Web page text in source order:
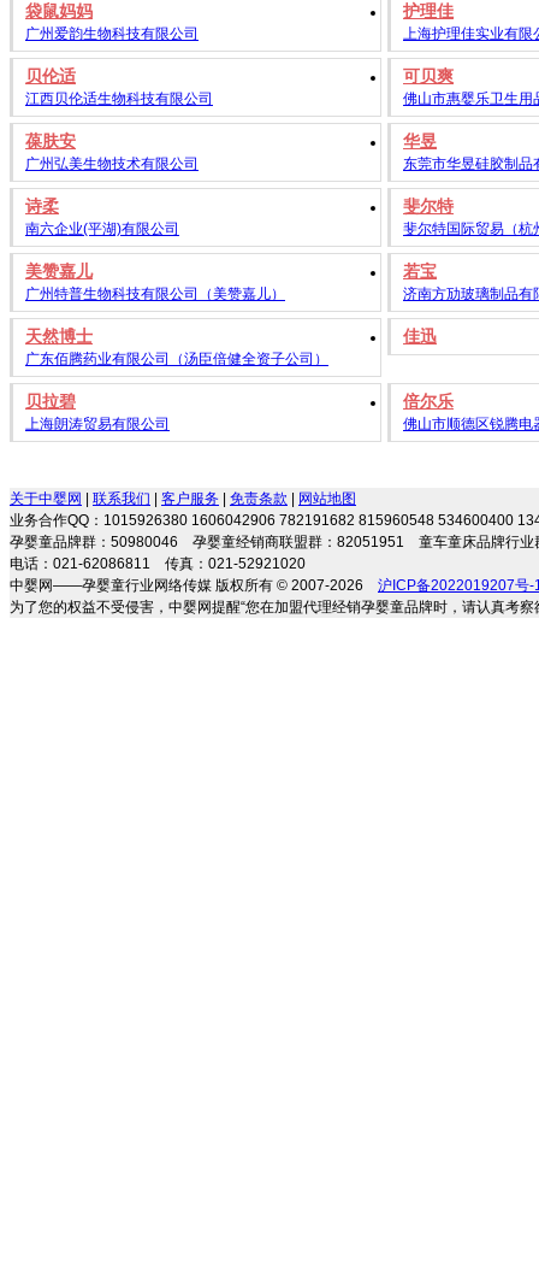
袋鼠妈妈
广州爱韵生物科技有限公司
护理佳
上海护理佳实业有限
贝伦适
江西贝伦适生物科技有限公司
可贝爽
佛山市惠婴乐卫生用
葆肤安
广州弘美生物技术有限公司
华昱
东莞市华昱硅胶制品
诗柔
南六企业(平湖)有限公司
斐尔特
斐尔特国际贸易（杭
美赞嘉儿
广州特普生物科技有限公司（美赞嘉儿）
若宝
济南方劢玻璃制品有
天然博士
广东佰腾药业有限公司（汤臣倍健全资子公司）
佳迅
贝拉碧
上海朗涛贸易有限公司
倍尔乐
佛山市顺德区锐腾电
关于中婴网 联系我们 客户服务 免责条款
网站地图
业务合作QQ：1015926380 1606042906 782191682 815960548 534600400
孕婴童品牌群：50980046 孕婴童经销商联盟群：82051951 童车童床品牌行
电话：021-62086811 传真：021-52921020
中婴网——孕婴童行业网络传媒 版权所有 © 2007-2026 沪ICP备2022019207号-
为了您的权益不受侵害，中婴网提醒“您在加盟代理经销孕婴童品牌时，请认真考